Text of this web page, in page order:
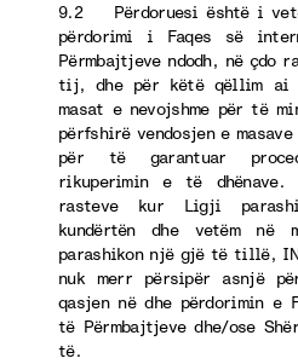
9.2 Përdoruesi është i
përdorimi i Faqes së
Përmbajtjeve ndodh, në çdo
tij, dhe për këtë qëllim ai
masat e nevojshme për të
përfshirë vendosjen e
për të garantuar
rikuperimin e të dhënave.
rasteve kur Ligji
kundërtën dhe vetëm
parashikon një gjë të tillë,
nuk merr përsipër asnjë
qasjen në dhe përdorimin e
të Përmbajtjeve dhe/ose
të.